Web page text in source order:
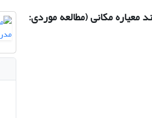
مکانی (مطالعه موردی: